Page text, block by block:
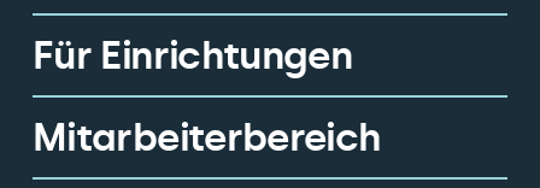
Für Einrichtungen
Mitarbeiterbereich